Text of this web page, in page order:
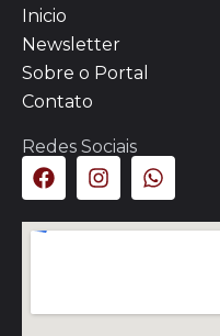
Inicio
Newsletter
Sobre o Portal
Contato
Redes Sociais